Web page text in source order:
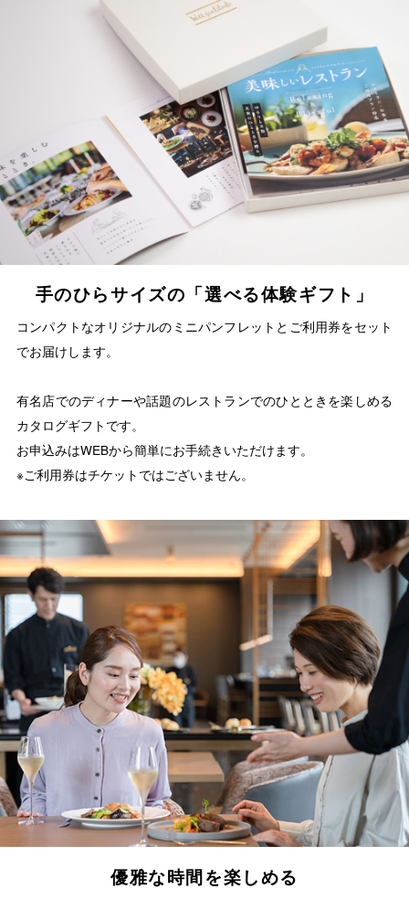
手のひらサイズの「選べる体験ギフト」
コンパクトなオリジナルのミニパンフレットとご利用券をセット
でお届けします。
有名店でのディナーや話題のレストランでのひとときを楽しめる
カタログギフトです。
お申込みはWEBから簡単にお手続きいただけます。
※ご利用券はチケットではございません。
優雅な時間を楽しめる